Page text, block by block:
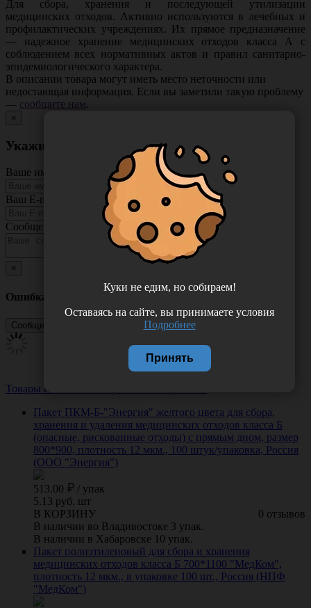
Для сбора, хранения и последующей утилизации
медицинских отходов. Активно используются в лечебных и
профилактических учреждениях. Их прямое предназначение
— надежное хранение медицинских отходов класса А с
соблюдением всех нормативных актов и правил санитарно-
эпидемиологического характера.
В описании товара могут иметь место неточности или
недостающая информация. Если вы заметили такую проблему
— сообщите нам.
×
Укажите неточность в описании товара
Ваше имя
Ваш E-mail
Сообщение
×
Ошибка
Товары из этой категории
Пакет ПКМ-Б-"Энергия" желтого цвета для сбора,
хранения и удаления медицинских отходов класса Б
(опасные, рискованные отходы) с прямым дном, размер
800*900, плотность 12 мкм., 100 штук/упаковка, Россия
(ООО "Энергия")
513.00 / упак
5.13 руб. шт
0 отзывов
В КОРЗИНУ
В наличии во Владивостоке 3 упак.
В наличии в Хабаровске 10 упак.
Пакет полиэтиленовый для сбора и хранения
медицинских отходов класса Б 700*1100 "МедКом",
плотность 12 мкм., в упаковке 100 шт., Россия (НПФ
"МедКом")
Куки не едим, но собираем!
Оставаясь на сайте, вы принимаете условия
Подробнее
Принять